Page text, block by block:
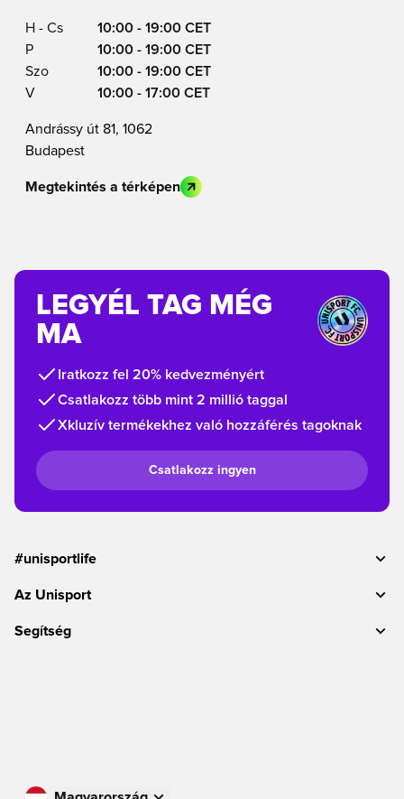
H - Cs
10:00 - 19:00 CET
P
10:00 - 19:00 CET
Szo
10:00 - 19:00 CET
V
10:00 - 17:00 CET
Andrássy út 81, 1062
Budapest
Megtekintés a térképen
LEGYÉL TAG MÉG
MA
Iratkozz fel 20% kedvezményért
Csatlakozz több mint 2 millió taggal
Xkluzív termékekhez való hozzáférés tagoknak
Csatlakozz ingyen
#unisportlife
Az Unisport
Segítség